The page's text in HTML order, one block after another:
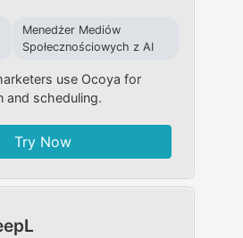
Menedżer Mediów
Społecznościowych z AI
use Ocoya for
and scheduling.
Try Now